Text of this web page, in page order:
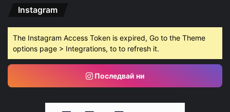
Instagram
The Instagram Access Token is expired, Go to the Theme
options page > Integrations, to to refresh it.
Последвай ни